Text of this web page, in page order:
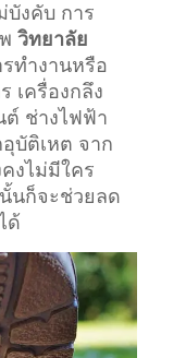
บังคับ การ
วิทยาลัย
ทำงานหรือ
เครื่องกลึง
ต์ ช่างไฟฟ้า
บัติเหต จาก
งไม่มีใคร
นก็จะช่วยลด
ด้